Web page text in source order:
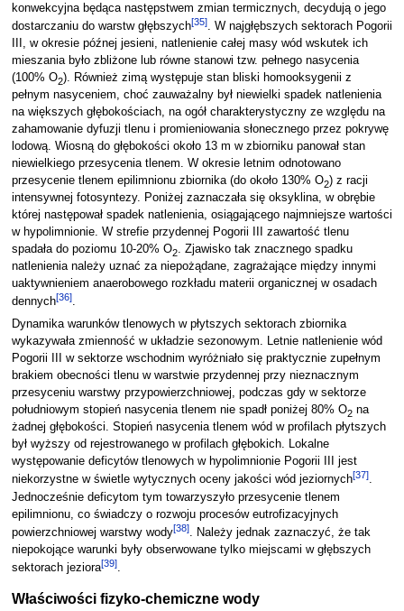
konwekcyjna będąca następstwem zmian termicznych, decydują o jego
dostarczaniu do warstw głębszych[35]. W najgłębszych sektorach Pogorii
III, w okresie późnej jesieni, natlenienie całej masy wód wskutek ich
mieszania było zbliżone lub równe stanowi tzw. pełnego nasycenia
(100% O2). Również zimą występuje stan bliski homooksygenii z
pełnym nasyceniem, choć zauważalny był niewielki spadek natlenienia
na większych głębokościach, na ogół charakterystyczny ze względu na
zahamowanie dyfuzji tlenu i promieniowania słonecznego przez pokrywę
lodową. Wiosną do głębokości około 13 m w zbiorniku panował stan
niewielkiego przesycenia tlenem. W okresie letnim odnotowano
przesycenie tlenem epilimnionu zbiornika (do około 130% O2) z racji
intensywnej fotosyntezy. Poniżej zaznaczała się oksyklina, w obrębie
której następował spadek natlenienia, osiągającego najmniejsze wartości
w hypolimnionie. W strefie przydennej Pogorii III zawartość tlenu
spadała do poziomu 10-20% O2. Zjawisko tak znacznego spadku
natlenienia należy uznać za niepożądane, zagrażające między innymi
uaktywnieniem anaerobowego rozkładu materii organicznej w osadach
dennych[36].
Dynamika warunków tlenowych w płytszych sektorach zbiornika
wykazywała zmienność w układzie sezonowym. Letnie natlenienie wód
Pogorii III w sektorze wschodnim wyróżniało się praktycznie zupełnym
brakiem obecności tlenu w warstwie przydennej przy nieznacznym
przesyceniu warstwy przypowierzchniowej, podczas gdy w sektorze
południowym stopień nasycenia tlenem nie spadł poniżej 80% O2na
żadnej głębokości. Stopień nasycenia tlenem wód w profilach płytszych
był wyższy od rejestrowanego w profilach głębokich. Lokalne
występowanie deficytów tlenowych w hypolimnionie Pogorii III jest
niekorzystne w świetle wytycznych oceny jakości wód jeziornych[37].
Jednocześnie deficytom tym towarzyszyło przesycenie tlenem
epilimnionu, co świadczy o rozwoju procesów eutrofizacyjnych
powierzchniowej warstwy wody[38]. Należy jednak zaznaczyć, że tak
niepokojące warunki były obserwowane tylko miejscami w głębszych
sektorach jeziora[39].
Właściwości fizyko-chemiczne wody